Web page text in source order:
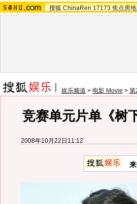
搜狐 ChinaRen 17173 焦点房
娱乐频道 > 电影 Movie > 第
竞赛单元片单《树
2008年10月22日11:12